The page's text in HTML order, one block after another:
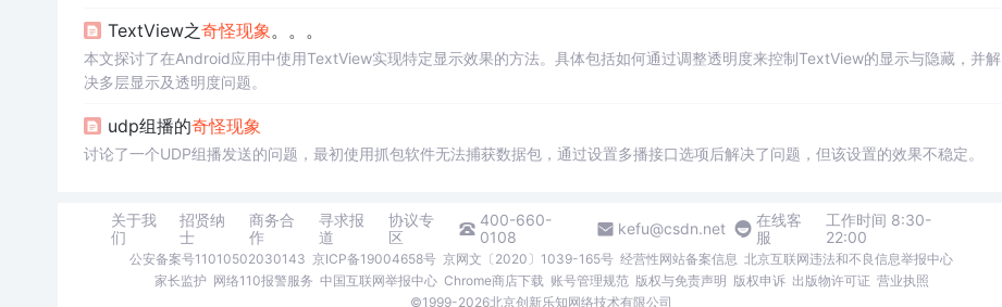
TextView之奇怪现象。。。
本文探讨了在Android应用中使用TextView实现特定显示效果的方法。具体包括如何通过调整透明度来控制TextView的显示与隐藏，并解
决多层显示及透明度问题。
udp组播的奇怪现象
讨论了一个UDP组播发送的问题，最初使用抓包软件无法捕获数据包，通过设置多播接口选项后解决了问题，但该设置的效果不稳定。
关于我
们
招贤纳
士
商务合
作
寻求报
道
协议专
区
400-660-
0108
kefu@csdn.net
在线客
服
工作时间 8:30-
22:00
公安备案号11010502030143 京ICP备19004658号 京网文〔2020〕1039-165号 经营性网站备案信息 北京互联网违法和不良信息举报中心
家长监护 网络110报警服务 中国互联网举报中心 Chrome商店下载 账号管理规范 版权与免责声明 版权申诉 出版物许可证 营业执照
©1999-2026北京创新乐知网络技术有限公司